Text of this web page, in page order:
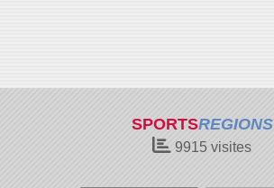
SPORTSREGIONS
9915 visites